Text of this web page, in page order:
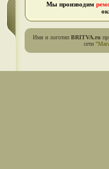
Мы производим
Имя и логотип BRITVA.ru
сети